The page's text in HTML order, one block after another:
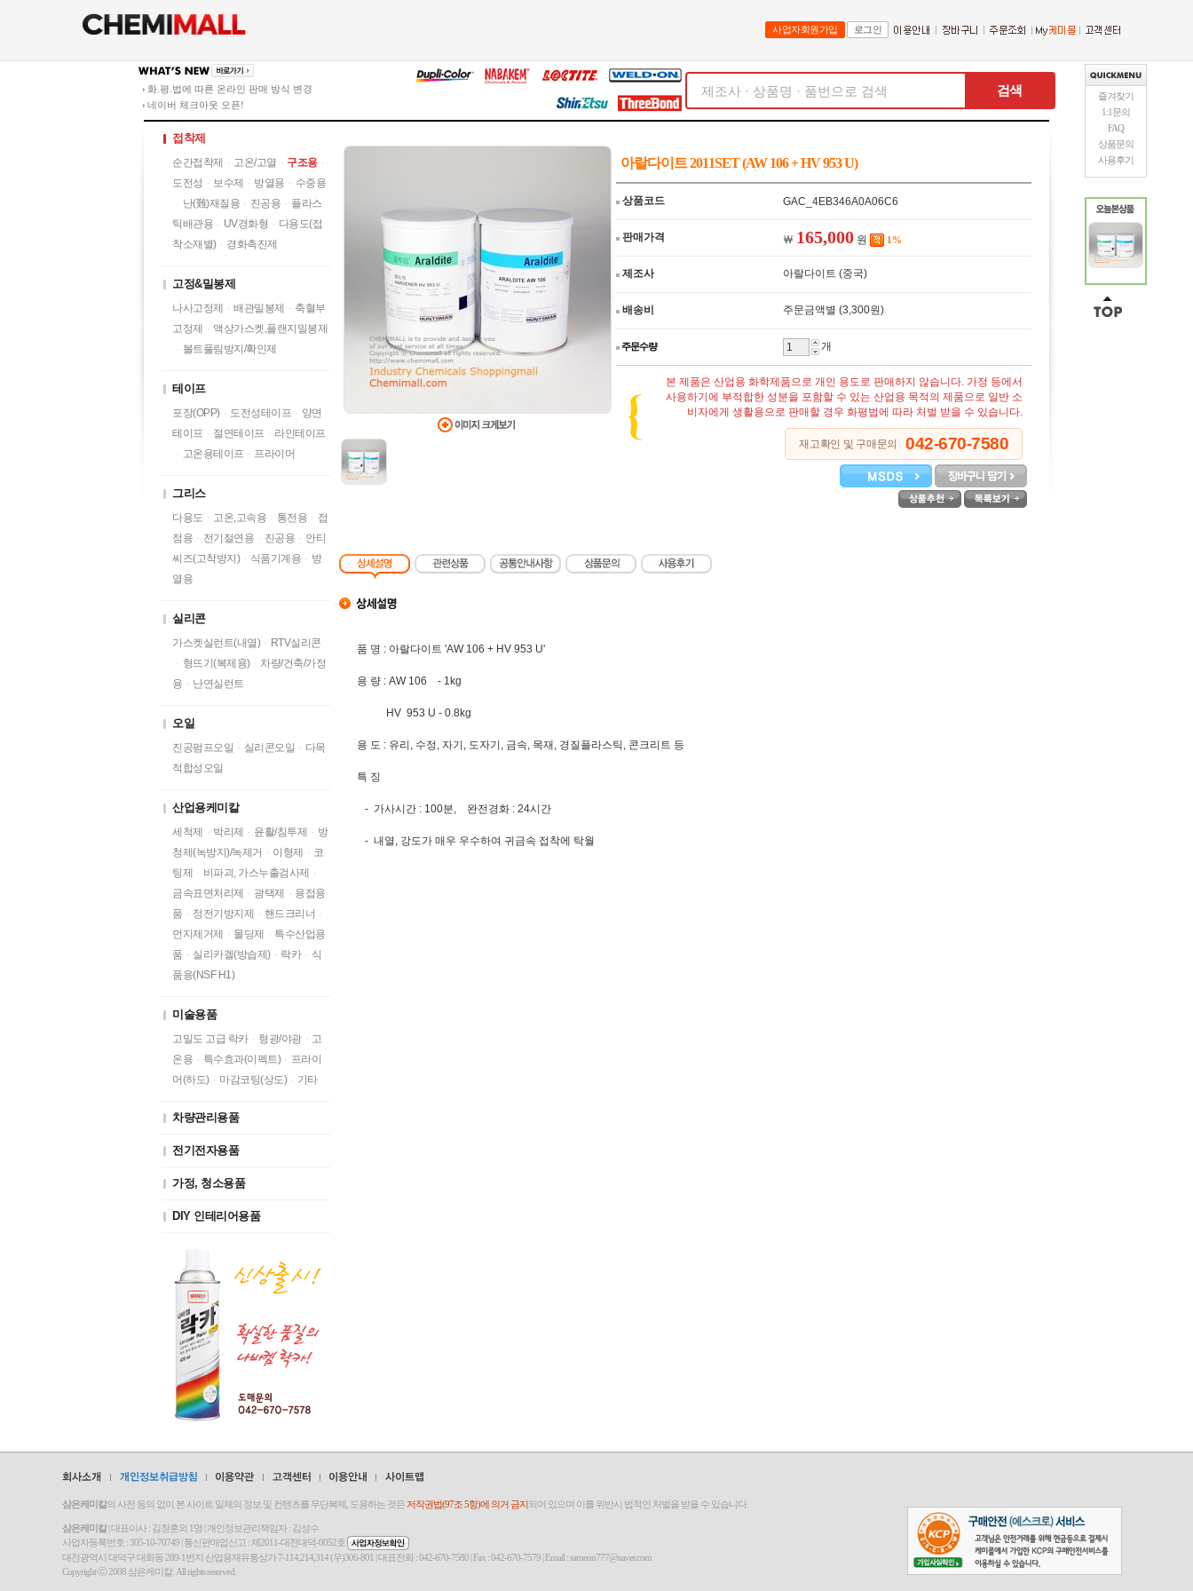
사업자회원가입 로그인
화.평.법에 따른 온라인 판매 방식 변경
네이버 체크아웃 오픈!
검색
즐겨찾기
1:1문의
FAQ
상품문의
사용후기
접착제
순간접착제 · 고온/고열 · 구조용 ·
도전성 · 보수제 · 방열용 · 수중용
· 난(難)재질용 · 진공용 · 플라스
틱배관용 · UV경화형 · 다용도(접
착소재별) · 경화촉진제
고정&밀봉제
나사고정제 · 배관밀봉제 · 축혈부
고정제
· 액상가스켓,플랜지밀봉제
· 볼트풀림방지/확인제
테이프
포장(OPP) · 도전성테이프 · 양면
테이프 · 절연테이프 · 라인테이프
· 고온용테이프 · 프라이머
그리스
다용도 · 고온,고속용 · 통전용 · 접
점용 · 전기절연용 · 진공용 · 안티
씨즈(고착방지) · 식품기계용 · 방
열용
실리콘
가스켓실런트(내열) · RTV실리콘
· 형뜨기(복제용) · 차량/건축/가정
용 · 난연실런트
오일
진공펌프오일 · 실리콘오일 · 다목
적합성오일
산업용케미칼
세척제 · 박리제 · 윤활/침투제 · 방
청제(녹방지)/녹제거 · 이형제 · 코
팅제 · 비파괴, 가스누출검사제
·
금속표면처리제
· 광택제 · 용접용
품 · 정전기방지제 · 핸드크리너 ·
먼지제거제
· 몰딩제 · 특수산업용
품 · 실리카겔(방습제) · 락카 · 식
품용(NSF H1)
미술용품
고밀도 고급 락카 · 형광/야광 · 고
온용 · 특수효과(이펙트) · 프라이
머(하도) · 마감코팅(상도) · 기타
차량관리용품
전기전자용품
가정, 청소용품
DIY 인테리어용품
아랄다이트 2011SET (AW 106 + HV 953 U)
상품코드 GAC_4EB346A0A06C6
판매가격 ￦ 165,000 원 1%
제조사 아랄다이트 (중국)
배송비 주문금액별 (3,300원)
주문수량 개
본 제품은 산업용 화학제품으로 개인 용도로 판매하지 않습니다. 가정 등에서
사용하기에 부적합한 성분을 포함할 수 있는 산업용 목적의 제품으로 일반 소
비자에게 생활용으로 판매할 경우 화평법에 따라 처벌 받을 수 있습니다.
재고확인 및 구매문의 042-670-7580
품 명 : 아랄다이트 'AW 106 + HV 953 U'
용 량 : AW 106 - 1kg
HV 953 U - 0.8kg
용 도 : 유리, 수정, 자기, 도자기, 금속, 목재, 경질플라스틱, 콘크리트 등
특 징
- 가사시간 : 100분, 완전경화 : 24시간
- 내열, 강도가 매우 우수하여 귀금속 접착에 탁월
삼은케미칼의 사전 동의 없이 본 사이트 일체의 정보 및 컨텐츠를 무단복제, 도용하는 것은 저작권법(97조 5항)에 의거 금지되어 있으며 이를 위반시 법적인 처벌을 받을 수 있습니다.
삼은케미칼| 대표이사 : 김창훈외 1명 | 개인정보관리책임자 : 김성수
사업자등록번호 : 305-10-70749 | 통신판매업신고 : 제2011-대전대덕-0052호
대전광역시 대덕구 대화동 289-1번지 산업용재유통상가 7-114,214,314 (우)306-801 | 대표전화 : 042-670-7580 | Fax : 042-670-7579 | Email : sameun777@naver.com
Copyright ⓒ 2008 삼은케미칼. All rights reserved.